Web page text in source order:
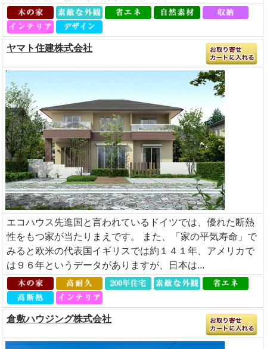
ヤマト住建株式会社
エコハウス先進国と言われているドイツでは、優れた断熱
性をもつ家が当たりまえです。 また、「家の平気寿命」で
みると欧米の代表国イギリスでは約１４１年、アメリカで
は９６年というデータがありますが、日本は...
倉敷ハウジング株式会社